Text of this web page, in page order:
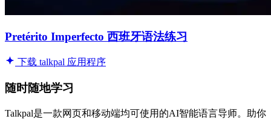
Pretérito Imperfecto 西班牙语法练习
下载 talkpal 应用程序
随时随地学习
Talkpal是一款网页和移动端均可使用的AI智能语言导师。助你